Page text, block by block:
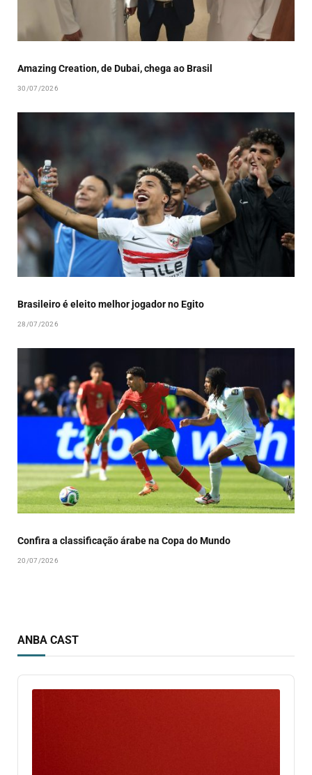
Amazing Creation, de Dubai, chega ao Brasil
30/07/2026
Brasileiro é eleito melhor jogador no Egito
28/07/2026
Confira a classificação árabe na Copa do Mundo
20/07/2026
ANBA CAST
Audio
Player